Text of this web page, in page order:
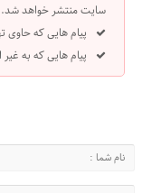
سایت منتشر خواهد شد.
پیام هایی که حاوی
پیام هایی که به